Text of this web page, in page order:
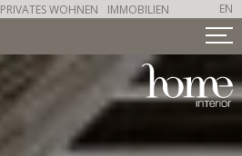
PRIVATES WOHNEN IMMOBILIEN EN